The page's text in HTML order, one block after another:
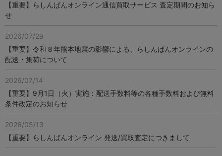
【重要】らしんばんオンライン通信買取サービス 査定期間のお知ら
せ
2026/07/29
【重要】令和８年熊本地震の影響による、らしんばんオンラインの
配送・集荷について
2026/07/14
【重要】9月1日（火）実施：配送手数料等の各種手数料および無料
条件改定のお知らせ
2026/05/13
【重要】らしんばんオンライン 発送/買取査定につきまして